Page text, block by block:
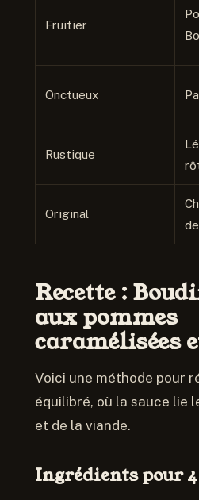
Fruitier
Onctueux
Rustique
Original
Recette :
aux pommes
caramélisées
Voici une méthode pour
équilibré, où la sauce lie
et de la viande.
Ingrédients pour